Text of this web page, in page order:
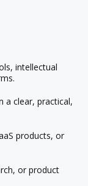
intellectual
a clear, practical,
products, or
or product